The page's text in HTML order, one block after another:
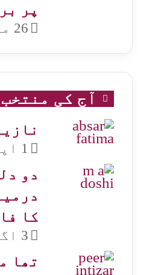
پر
26 مئی, 2020
آج کی
1 اپریل, 2023
دو
کا
3 اگست, 2026
تھا